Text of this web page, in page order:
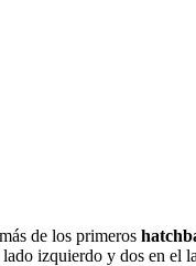
de los primeros
izquierdo y dos en el